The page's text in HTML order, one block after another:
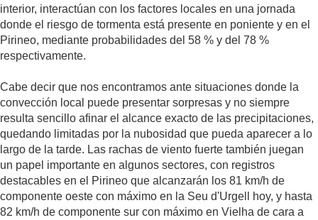
interior, interactúan con los factores locales en una jornada
donde el riesgo de tormenta está presente en poniente y en el
Pirineo, mediante probabilidades del 58 % y del 78 %
respectivamente.
Cabe decir que nos encontramos ante situaciones donde la
convección local puede presentar sorpresas y no siempre
resulta sencillo afinar el alcance exacto de las precipitaciones,
quedando limitadas por la nubosidad que pueda aparecer a lo
largo de la tarde. Las rachas de viento fuerte también juegan
un papel importante en algunos sectores, con registros
destacables en el Pirineo que alcanzarán los 81 km/h de
componente oeste con máximo en la Seu d'Urgell hoy, y hasta
82 km/h de componente sur con máximo en Vielha de cara a